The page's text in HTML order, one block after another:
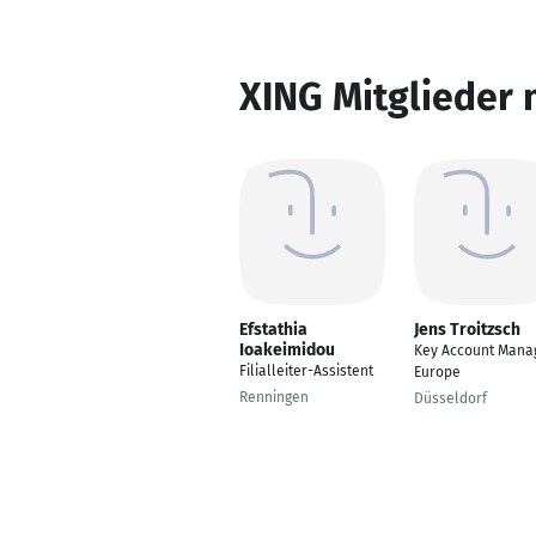
XING Mitglieder
Efstathia
Ioakeimidou
Filialleiter-Assistent
Renningen
Jens Troitzsch
Key Account
Europe
Düsseldorf